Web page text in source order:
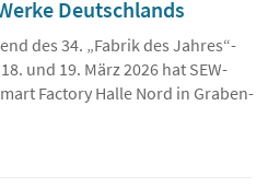
von KASTO unterstützt
Deutschlands
des 34. „Fabrik des Jahres“-
und 19. März 2026 hat SEW-
Factory Halle Nord in Graben-